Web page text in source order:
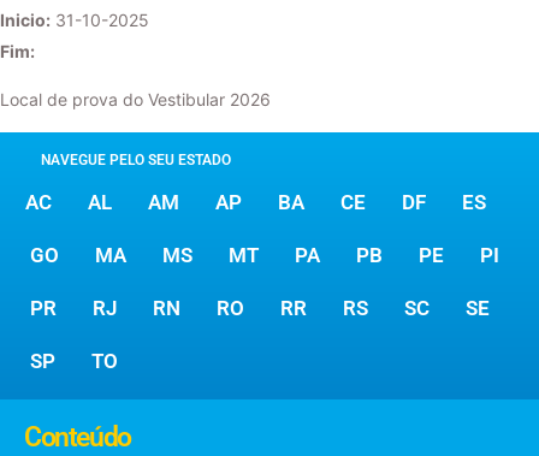
Inicio: 31-10-2025
Fim:
Local de prova do Vestibular 2026
NAVEGUE PELO SEU ESTADO
AC AL AM AP BA CE DF ES
GO MA MS MT PA PB PE PI
PR RJ RN RO RR RS SC SE
SP TO
Conteúdo